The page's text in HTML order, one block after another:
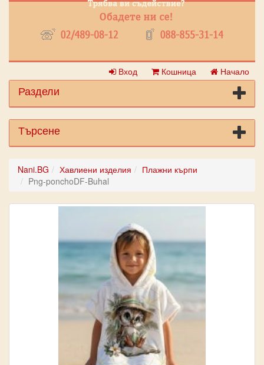
Вход Кошница Начало
Раздели
Търсене
Nani.BG Хавлиени изделия
Плажни кърпи
Png-ponchoDF-Buhal